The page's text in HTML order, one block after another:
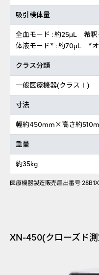
吸引検体量
全血モード : 約25μL 希釈
体液モード* : 約70μL *オ
クラス分類
一般医療機器(クラスⅠ)
寸法
幅約450mm×高さ約
重量
約35kg
医療機器製造販売届出番号
XN-450(クローズド